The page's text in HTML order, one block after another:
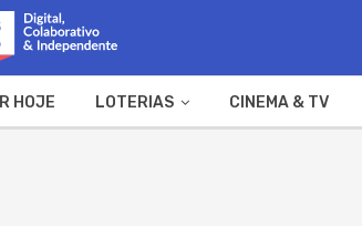
HOJE LOTERIAS CINEMA & TV